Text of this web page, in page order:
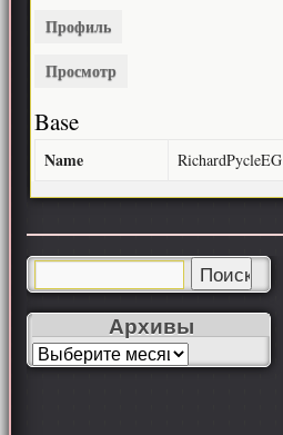
Профиль
Просмотр
Base
Name RichardPycleEG
Архивы